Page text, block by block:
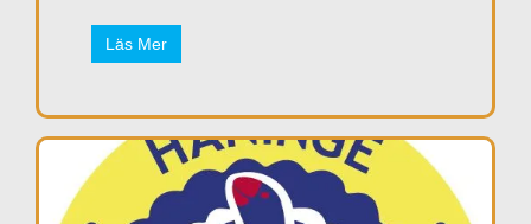
Läs Mer